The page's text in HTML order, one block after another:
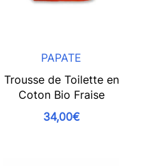
PAPATE
Trousse de Toilette en
Coton Bio Fraise
34,00€